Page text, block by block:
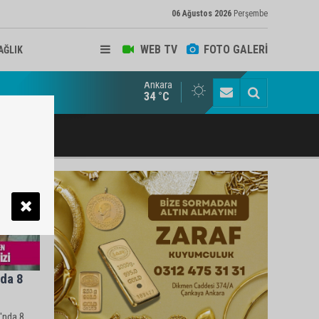
06 Ağustos 2026 Perşembe
WEB TV FOTO GALERİ
ve Arabulucu Rüstem Yiğit Ahizer'e ziyaretçi akını
Ankara
34 °C
8